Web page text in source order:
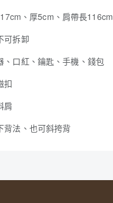
、厚5cm、肩帶長116cm
可拆卸
、口紅、鑰匙、手機、錢包
扣
肩
背法、也可斜挎背